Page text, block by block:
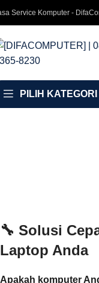
Service Komputer -
PILIH KATEGORI
🔧 Solusi
Laptop Anda
Apakah komputer